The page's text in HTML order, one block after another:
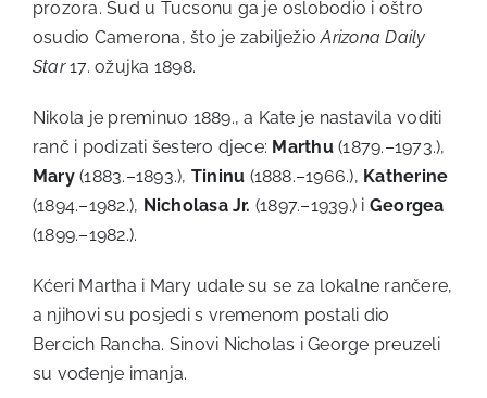
prozora. Sud u Tucsonu ga je oslobodio i oštro
osudio Camerona, što je zabilježioArizona Daily
Star17. ožujka 1898.
Nikola je preminuo 1889., a Kate je nastavila voditi
ranč i podizati šestero djece: Marthu(1879.–1973.),
Mary(1883.–1893.), Tininu (1888.–1966.), Katherine
(1894.–1982.), Nicholasa Jr. (1897.–1939.) i Georgea
(1899.–1982.).
Kćeri Martha i Mary udale su se za lokalne rančere,
a njihovi su posjedi s vremenom postali dio
Bercich Rancha. Sinovi Nicholas i George preuzeli
su vođenje imanja.